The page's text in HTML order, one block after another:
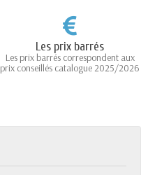
Les prix barrés
Les prix barrés correspondent aux
prix conseillés catalogue 2025/2026